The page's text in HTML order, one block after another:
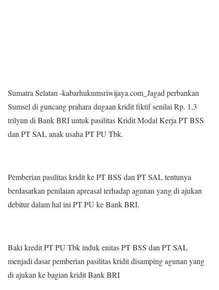
Sumatra Selatan -kabarhukumsriwijaya.com_Jagad perbankan
Sumsel di guncang prahara dugaan kridit fiktif senilai Rp. 1,3
trilyun di Bank BRI untuk pasilitas Kridit Modal Kerja PT BSS
dan PT SAL anak usaha PT PU Tbk.
Pemberian pasilitas kridit ke PT BSS dan PT SAL tentunya
berdasarkan penilaian apreasal terhadap agunan yang di ajukan
debitur dalam hal ini PT PU ke Bank BRI.
Baki kredit PT PU Tbk induk enitas PT BSS dan PT SAL
menjadi dasar pemberian pasilitas kridit disamping agunan yang
di ajukan ke bagian kridit Bank BRI